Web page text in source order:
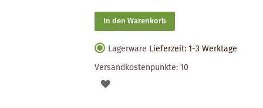
In den Warenkorb
Lagerware Lieferzeit: 1-3 Werktage
Versandkostenpunkte:10
AUF